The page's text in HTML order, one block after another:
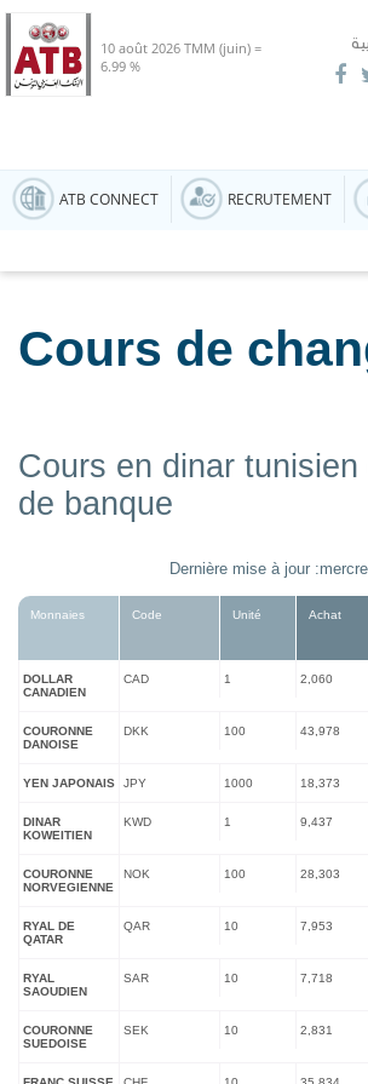
10 août 2026 TMM (juin) =
6.99 %
ATB CONNECT RECRUTEMENT
Cours de
Cours en dinar
de banque
Dernière mise à jour
Monnaies Code Unité Achat
DOLLAR
CANADIEN
CAD 1 2,060
COURONNE
DANOISE
DKK 100 43,978
YEN JAPONAIS JPY 1000 18,373
DINAR
KOWEITIEN
KWD 1 9,437
COURONNE
NORVEGIENNE
NOK 100 28,303
RYAL DE
QATAR
QAR 10 7,953
RYAL
SAOUDIEN
SAR 10 7,718
COURONNE
SUEDOISE
SEK 10 2,831